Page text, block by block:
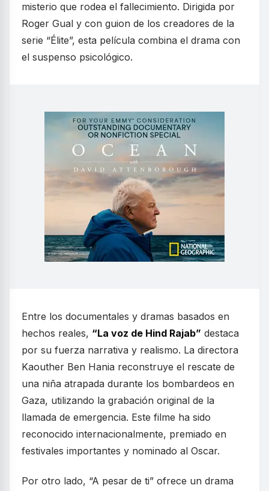
misterio que rodea el fallecimiento. Dirigida por
Roger Gual y con guion de los creadores de la
serie “Élite”, esta película combina el drama con
el suspenso psicológico.
Entre los documentales y dramas basados en
hechos reales, “La voz de Hind Rajab” destaca
por su fuerza narrativa y realismo. La directora
Kaouther Ben Hania reconstruye el rescate de
una niña atrapada durante los bombardeos en
Gaza, utilizando la grabación original de la
llamada de emergencia. Este filme ha sido
reconocido internacionalmente, premiado en
festivales importantes y nominado al Oscar.
Por otro lado, “A pesar de ti” ofrece un drama